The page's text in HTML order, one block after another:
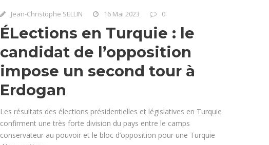
Jean-Christophe SELLIN 16 Mai 2023 0
ÉLections en Turquie : le
candidat de l’opposition
impose un second tour à
Erdogan
Les résultats des élections présidentielles et législatives en Turquie
confirment une très forte division du pays entre le camps
conservateur au pouvoir et le bloc d’opposition pour une Turquie